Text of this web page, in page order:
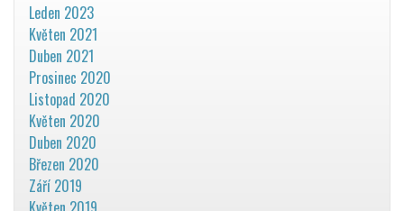
Leden 2023
Květen 2021
Duben 2021
Prosinec 2020
Listopad 2020
Květen 2020
Duben 2020
Březen 2020
Září 2019